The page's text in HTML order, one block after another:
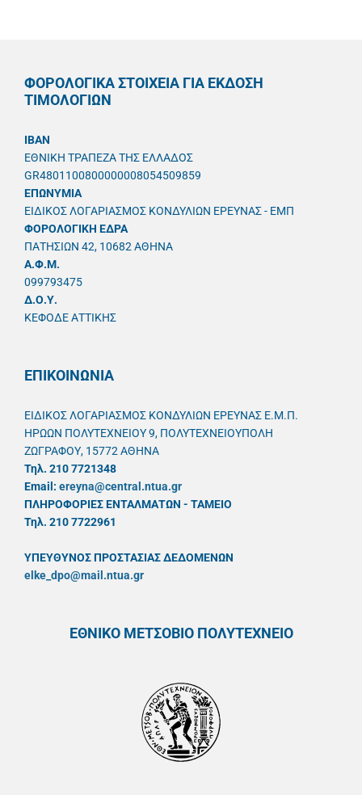
ΦΟΡΟΛΟΓΙΚΑ ΣΤΟΙΧΕΙΑ ΓΙΑ ΕΚΔΟΣΗ
ΤΙΜΟΛΟΓΙΩΝ
IBAN
ΕΘΝΙΚΗ ΤΡΑΠΕΖΑ ΤΗΣ ΕΛΛΑΔΟΣ
GR4801100800000008054509859
ΕΠΩΝΥΜΙΑ
ΕΙΔΙΚΟΣ ΛΟΓΑΡΙΑΣΜΟΣ ΚΟΝΔΥΛΙΩΝ ΕΡΕΥΝΑΣ - ΕΜΠ
ΦΟΡΟΛΟΓΙΚΗ ΕΔΡΑ
ΠΑΤΗΣΙΩΝ 42, 10682 ΑΘΗΝΑ
A.Φ.Μ.
099793475
Δ.Ο.Υ.
ΚΕΦΟΔΕ ΑΤΤΙΚΗΣ
ΕΠΙΚΟΙΝΩΝΙΑ
ΕΙΔΙΚΟΣ ΛΟΓΑΡΙΑΣΜΟΣ ΚΟΝΔΥΛΙΩΝ ΕΡΕΥΝΑΣ Ε.Μ.Π.
ΗΡΩΩΝ ΠΟΛΥΤΕΧΝΕΙΟΥ 9, ΠΟΛΥΤΕΧΝΕΙΟΥΠΟΛΗ
ΖΩΓΡΑΦΟΥ, 15772 ΑΘΗΝΑ
Τηλ. 210 7721348
Email: ereyna@central.ntua.gr
ΠΛΗΡΟΦΟΡΙΕΣ ΕΝΤΑΛΜΑΤΩΝ - ΤΑΜΕΙΟ
Τηλ. 210 7722961
ΥΠΕΥΘYΝΟΣ ΠΡΟΣΤΑΣΙΑΣ ΔΕΔΟΜΕΝΩΝ
elke_dpo@mail.ntua.gr
ΕΘΝΙΚΟ ΜΕΤΣΟΒΙΟ ΠΟΛΥΤΕΧΝΕΙΟ